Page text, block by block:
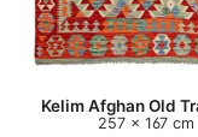
Kelim Afghan Old
257 x 167 cm